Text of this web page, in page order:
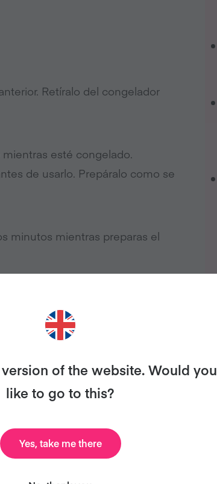
Retíralo del congelador
esté congelado.
de usarlo. Prepáralo como se
minutos mientras preparas el
unos 5 minutos. Añade los
version of the website. Would you
like to go to this?
Yes, take me there